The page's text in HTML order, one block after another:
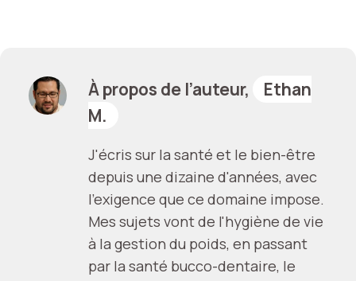
À propos de l’auteur,
Ethan
M.
J'écris sur la santé et le bien-être
depuis une dizaine d'années, avec
l'exigence que ce domaine impose.
Mes sujets vont de l'hygiène de vie
à la gestion du poids, en passant
par la santé bucco-dentaire, le